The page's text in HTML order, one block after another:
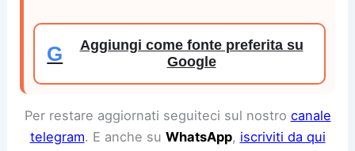
G
Aggiungi come fonte preferita su
Google
Per restare aggiornati seguiteci sul nostro canale
telegram. E anche su WhatsApp, iscriviti da qui